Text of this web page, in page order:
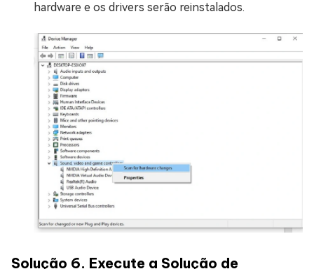
hardware e os drivers serão reinstalados.
Solução 6. Execute a Solução de